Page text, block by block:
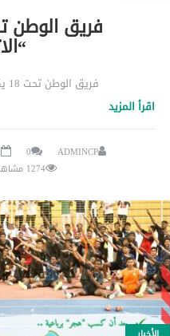
فريق الوطن تحت 18 يكسب “الاتفاق” بثلاثية
اقرأ المزيد
ADMINCP
0
1274 مشاهدات